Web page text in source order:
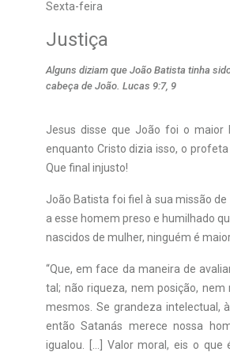
Sexta-feira
Justiça
Alguns diziam que João Batista tinha
cabeça de João. Lucas 9:7, 9
Jesus disse que João foi o maior
enquanto Cristo dizia isso, o
Que final injusto!
João Batista foi fiel à sua missão
a esse homem preso e humilhado
nascidos de mulher, ninguém é
“Que, em face da maneira de
tal; não riqueza, nem posição,
mesmos. Se grandeza intelectual,
então Satanás merece nossa
igualou. […] Valor moral, eis o